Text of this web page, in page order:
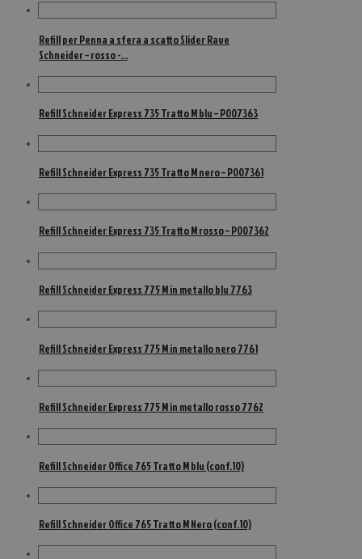
Refill per Penna a sfera a scatto Slider Rave
Schneider – rosso -…
Refill Schneider Express 735 Tratto M blu – P007363
Refill Schneider Express 735 Tratto M nero – P007361
Refill Schneider Express 735 Tratto M rosso – P007362
Refill Schneider Express 775 M in metallo blu 7763
Refill Schneider Express 775 M in metallo nero 7761
Refill Schneider Express 775 M in metallo rosso 7762
Refill Schneider Office 765 Tratto M blu (conf.10)
Refill Schneider Office 765 Tratto M Nero (conf.10)